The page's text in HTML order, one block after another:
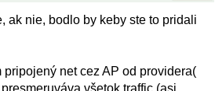
ak nie, bodlo by keby ste to pridali
pripojený net cez AP od providera(